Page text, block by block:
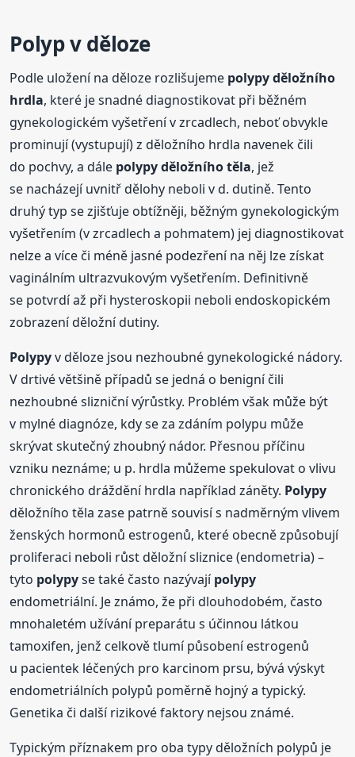
Polyp v děloze
Podle uložení na děloze rozlišujeme polypyděložního
hrdla, které je snadné diagnostikovat při běžném
gynekologickém vyšetření v zrcadlech, neboť obvykle
prominují (vystupují) z děložního hrdla navenek čili
do pochvy, a dále polypyděložního těla, jež
se nacházejí uvnitř dělohy neboli v d. dutině. Tento
druhý typ se zjišťuje obtížněji, běžným gynekologickým
vyšetřením (v zrcadlech a pohmatem) jej diagnostikovat
nelze a více či méně jasné podezření na něj lze získat
vaginálním ultrazvukovým vyšetřením. Definitivně
se potvrdí až při hysteroskopii neboli endoskopickém
zobrazení děložní dutiny.
Polypyv děloze jsou nezhoubné gynekologické nádory.
V drtivé většině případů se jedná o benigní čili
nezhoubné slizniční výrůstky. Problém však může být
v mylné diagnóze, kdy se za zdáním polypu může
skrývat skutečný zhoubný nádor. Přesnou příčinu
vzniku neznáme; u p. hrdla můžeme spekulovat o vlivu
chronického dráždění hrdla například záněty. Polypy
děložního těla zase patrně souvisí s nadměrným vlivem
ženských hormonů estrogenů, které obecně způsobují
proliferaci neboli růst děložní sliznice (endometria) –
tyto polypyse také často nazývajípolypy
endometriální. Je známo, že při dlouhodobém, často
mnohaletém užívání preparátu s účinnou látkou
tamoxifen, jenž celkově tlumí působení estrogenů
u pacientek léčených pro karcinom prsu, bývá výskyt
endometriálních polypů poměrně hojný a typický.
Genetika či další rizikové faktory nejsou známé.
Typickým příznakem pro oba typy děložních polypů je